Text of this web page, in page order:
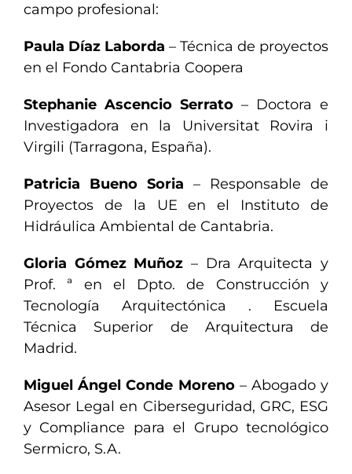
campo profesional:
Paula Díaz Laborda – Técnica de proyectos
en el Fondo Cantabria Coopera
Stephanie Ascencio Serrato – Doctora e
Investigadora en la Universitat Rovira i
Virgili (Tarragona, España).
Patricia Bueno Soria – Responsable de
Proyectos de la UE en el Instituto de
Hidráulica Ambiental de Cantabria.
Gloria Gómez Muñoz – Dra Arquitecta y
Prof. ª en el Dpto. de Construcción y
Tecnología Arquitectónica . Escuela
Técnica Superior de Arquitectura de
Madrid.
Miguel Ángel Conde Moreno – Abogado y
Asesor Legal en Ciberseguridad, GRC, ESG
y Compliance para el Grupo tecnológico
Sermicro, S.A.